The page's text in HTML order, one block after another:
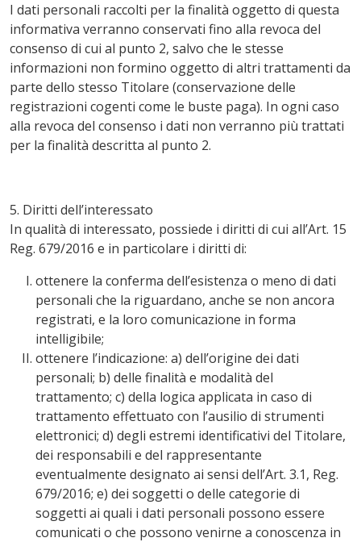
I dati personali raccolti per la finalità oggetto di questa
informativa verranno conservati fino alla revoca del
consenso di cui al punto 2, salvo che le stesse
informazioni non formino oggetto di altri trattamenti da
parte dello stesso Titolare (conservazione delle
registrazioni cogenti come le buste paga). In ogni caso
alla revoca del consenso i dati non verranno più trattati
per la finalità descritta al punto 2.
5. Diritti dell’interessato
In qualità di interessato, possiede i diritti di cui all’Art. 15
Reg. 679/2016 e in particolare i diritti di:
ottenere la conferma dell’esistenza o meno di dati
personali che la riguardano, anche se non ancora
registrati, e la loro comunicazione in forma
intelligibile;
ottenere l’indicazione: a) dell’origine dei dati
personali; b) delle finalità e modalità del
trattamento; c) della logica applicata in caso di
trattamento effettuato con l’ausilio di strumenti
elettronici; d) degli estremi identificativi del Titolare,
dei responsabili e del rappresentante
eventualmente designato ai sensi dell’Art. 3.1, Reg.
679/2016; e) dei soggetti o delle categorie di
soggetti ai quali i dati personali possono essere
comunicati o che possono venirne a conoscenza in